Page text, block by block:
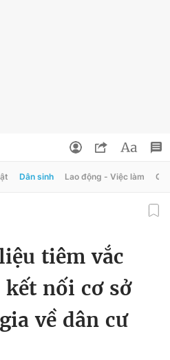
Dân sinh Lao động - Việc làm
tiêm vắc
nối cơ sở
về dân cư